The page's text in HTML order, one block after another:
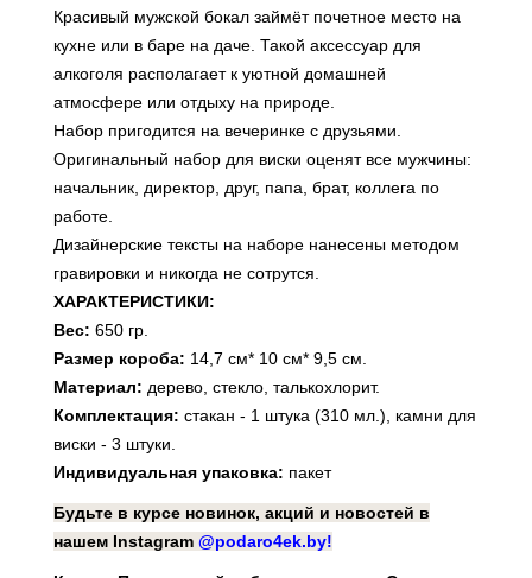
Красивый мужской бокал займёт почетное место на
кухне или в баре на даче. Такой аксессуар для
алкоголя располагает к уютной домашней
атмосфере или отдыху на природе.
Набор пригодится на вечеринке с друзьями.
Оригинальный набор для виски оценят все мужчины:
начальник, директор, друг, папа, брат, коллега по
работе.
Дизайнерские тексты на наборе нанесены методом
гравировки и никогда не сотрутся.
ХАРАКТЕРИСТИКИ:
Вес: 650 гр.
Размер короба: 14,7 см* 10 см* 9,5 см.
Материал: дерево, стекло, талькохлорит.
Комплектация: стакан - 1 штука (310 мл.), камни для
виски - 3 штуки.
Индивидуальная упаковка: пакет
Будьте в курсе новинок, акций и новостей в
нашем Instagram @podaro4ek.by!